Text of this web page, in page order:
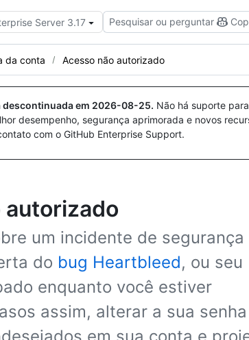
Server 3.17 Pesquisar ou perguntar
da conta Acesso não autorizado
descontinuada em 2026-08-25. Não há suporte
desempenho, segurança aprimorada e novos
com o GitHub Enterprise Support.
autorizado
um incidente de segurança
do bug Heartbleed, ou seu
enquanto você estiver
assim, alterar a sua senha